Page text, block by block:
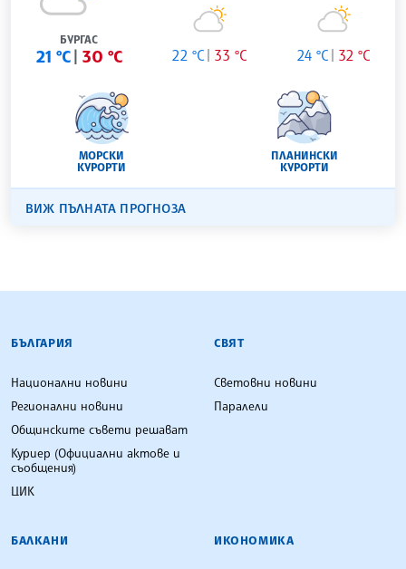
БУРГАС
21 °C 30 °C 22 °C 33 °C 24 °C 32 °C
МОРСКИ
КУРОРТИ
ПЛАНИНСКИ
КУРОРТИ
ВИЖ ПЪЛНАТА ПРОГНОЗА
БЪЛГАРСКА ТЕЛЕГРАФНА АГЕНЦИЯ
БЪЛГАРИЯ
Национални новини
Регионални новини
Общинските съвети решават
Куриер (Официални актове и
съобщения)
ЦИК
СВЯТ
Световни новини
Паралели
БАЛКАНИ ИКОНОМИКА